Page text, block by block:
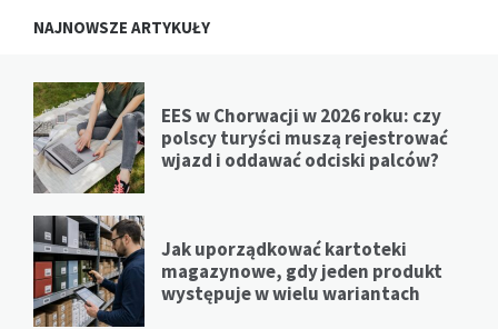
NAJNOWSZE ARTYKUŁY
EES w Chorwacji w 2026 roku: czy
polscy turyści muszą rejestrować
wjazd i oddawać odciski palców?
Jak uporządkować kartoteki
magazynowe, gdy jeden produkt
występuje w wielu wariantach